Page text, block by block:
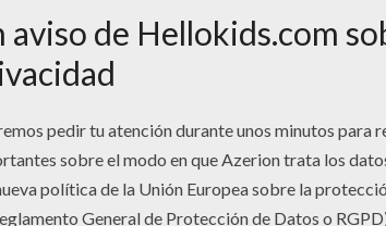
corto, rizado o rosa?
y maquíllate!
DSi y ¡prueba con nuevos looks!
¡Hay más de 15.000
de tus clientes? ¿Te convertirás en una